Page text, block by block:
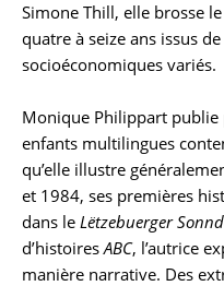
Simone Thill, elle brosse
quatre à seize ans issus
socioéconomiques variés.
Monique Philippart
enfants multilingues
qu’elle illustre
et 1984, ses premières
dans le Lëtzebuerger
d’histoiresABC, l’autrice
manière narrative. Des